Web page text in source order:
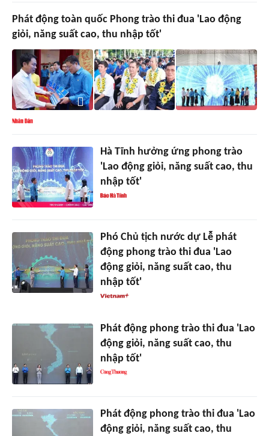
Phát động toàn quốc Phong trào thi đua 'Lao động
giỏi, năng suất cao, thu nhập tốt'
Hà Tĩnh hưởng ứng phong trào
'Lao động giỏi, năng suất cao, thu
nhập tốt'
Phó Chủ tịch nước dự Lễ phát
động phong trào thi đua 'Lao
động giỏi, năng suất cao, thu
nhập tốt'
Phát động phong trào thi đua 'Lao
động giỏi, năng suất cao, thu
nhập tốt'
Phát động phong trào thi đua 'Lao
động giỏi, năng suất cao, thu